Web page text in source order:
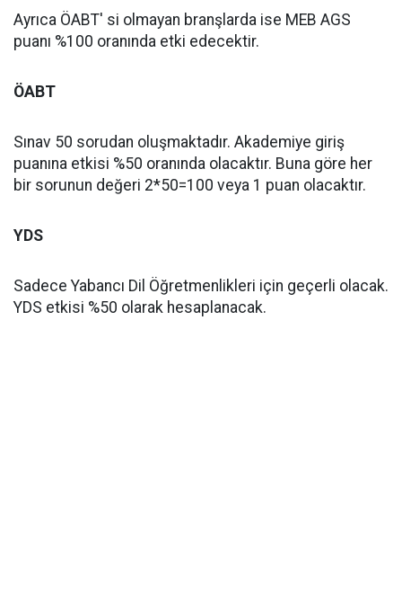
Ayrıca ÖABT' si olmayan branşlarda ise MEB AGS
puanı %100 oranında etki edecektir.
ÖABT
Sınav 50 sorudan oluşmaktadır. Akademiye giriş
puanına etkisi %50 oranında olacaktır. Buna göre her
bir sorunun değeri 2*50=100 veya 1 puan olacaktır.
YDS
Sadece Yabancı Dil Öğretmenlikleri için geçerli olacak.
YDS etkisi %50 olarak hesaplanacak.